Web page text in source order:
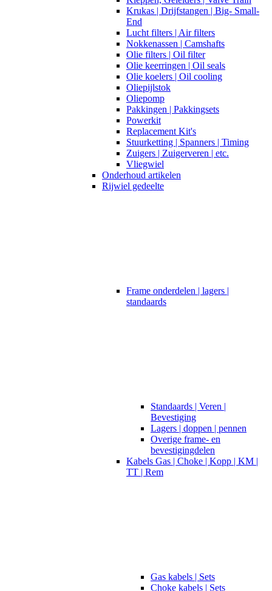
Krukas | Drijfstangen | Big- Small-
End
Lucht filters | Air filters
Nokkenassen | Camshafts
Olie filters | Oil filter
Olie keerringen | Oil seals
Olie koelers | Oil cooling
Oliepijlstok
Oliepomp
Pakkingen | Pakkingsets
Powerkit
Replacement Kit's
Stuurketting | Spanners | Timing
Zuigers | Zuigerveren | etc.
Vliegwiel
Onderhoud artikelen
Rijwiel gedeelte
Frame onderdelen | lagers |
standaards
Standaards | Veren |
Bevestiging
Lagers | doppen | pennen
Overige frame- en
bevestigingdelen
Kabels Gas | Choke | Kopp | KM |
TT | Rem
Gas kabels | Sets
Choke kabels | Sets